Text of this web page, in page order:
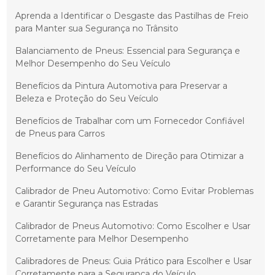
Aprenda a Identificar o Desgaste das Pastilhas de Freio
para Manter sua Segurança no Trânsito
Balanciamento de Pneus: Essencial para Segurança e
Melhor Desempenho do Seu Veículo
Benefícios da Pintura Automotiva para Preservar a
Beleza e Proteção do Seu Veículo
Benefícios de Trabalhar com um Fornecedor Confiável
de Pneus para Carros
Benefícios do Alinhamento de Direção para Otimizar a
Performance do Seu Veículo
Calibrador de Pneu Automotivo: Como Evitar Problemas
e Garantir Segurança nas Estradas
Calibrador de Pneus Automotivo: Como Escolher e Usar
Corretamente para Melhor Desempenho
Calibradores de Pneus: Guia Prático para Escolher e Usar